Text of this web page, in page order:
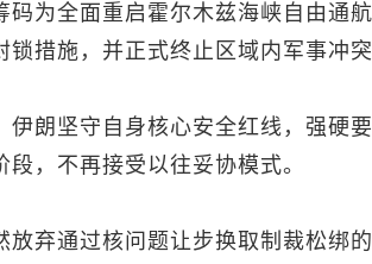
码为全面重启霍尔木兹海峡自由通
锁措施，并正式终止区域内军事冲
伊朗坚守自身核心安全红线，强硬
段，不再接受以往妥协模式。
放弃通过核问题让步换取制裁松绑